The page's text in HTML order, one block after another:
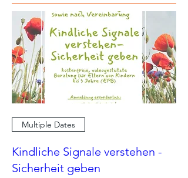
Multiple Dates
Kindliche Signale verstehen -
Sicherheit geben